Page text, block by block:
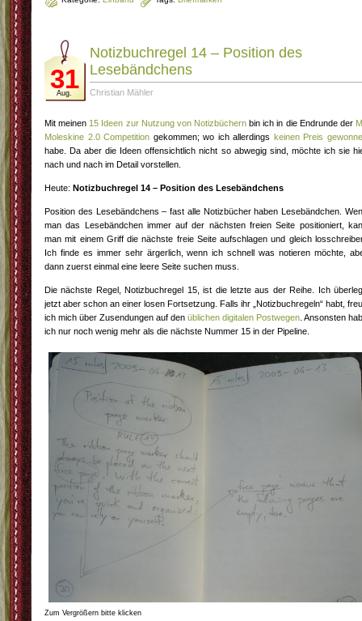
31
Aug.
Notizbuchregel 14 – Position des
Lesebändchens
Christian Mähler
Mit meinen 15 Ideen zur Nutzung von Notizbüchern bin ich in die Endrunde der
Moleskine 2.0 Competition gekommen; wo ich allerdings keinen Preis
habe. Da aber die Ideen offensichtlich nicht so abwegig sind, möchte ich sie
nach und nach im Detail vorstellen.
Heute: Notizbuchregel 14 – Position des Lesebändchens
Position des Lesebändchens – fast alle Notizbücher haben Lesebändchen.
man das Lesebändchen immer auf der nächsten freien Seite positioniert,
man mit einem Griff die nächste freie Seite aufschlagen und gleich
Ich finde es immer sehr ärgerlich, wenn ich schnell was notieren möchte,
dann zuerst einmal eine leere Seite suchen muss.
Die nächste Regel, Notizbuchregel 15, ist die letzte aus der Reihe. Ich
jetzt aber schon an einer losen Fortsetzung. Falls ihr „Notizbuchregeln“ habt,
ich mich über Zusendungen auf den üblichen digitalen Postwegen . Ansonsten
ich nur noch wenig mehr als die nächste Nummer 15 in der Pipeline.
Zum Vergrößern bitte klicken